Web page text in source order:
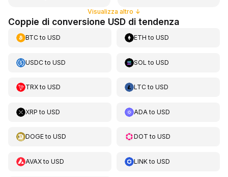
Visualizza altro ↓
Coppie di conversione USD di tendenza
BTCto USD ETH toUSD
USDCto USD SOL toUSD
TRXto USD LTCtoUSD
XRP to USD ADA toUSD
DOGEto USD DOT toUSD
AVAXto USD LINKtoUSD